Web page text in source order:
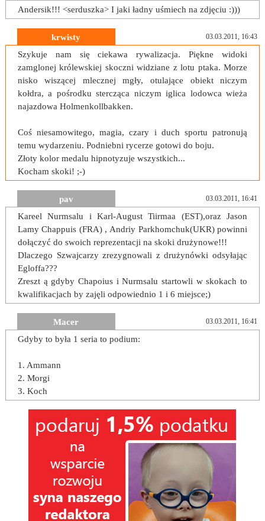
Andersik!!! <serduszka> I jaki ładny uśmiech na zdjęciu :)))
krwisty 03.03.2011, 16:43
Szykuje nam się ciekawa rywalizacja. Piękne widoki
zamglonej królewskiej skoczni widziane z lotu ptaka. Morze
nisko wiszącej mlecznej mgły, otulające obiekt niczym
kołdra, a pośrodku stercząca niczym iglica lodowca wieża
najazdowa Holmenkollbakken.
Coś niesamowitego, magia, czary i duch sportu patronują
temu wydarzeniu. Podniebni rycerze gotowi do boju.
Złoty kolor medalu hipnotyzuje wszystkich...
Kocham skoki! ;-)
pav 03.03.2011, 16:41
Kareel Nurmsalu i Karl-August Tiirmaa (EST),oraz Jason
Lamy Chappuis (FRA) , Andriy Parkhomchuk(UKR) powinni
dołączyć do swoich reprezentacji na skoki drużynowe!!!
Dlaczego Szwajcarzy zrezygnowali z drużynówki odsyłając
Egloffa???
Zreszt ą gdyby Chapoius i Nurmsalu startowli w skokach to
kwalifikacjach by zajęli odpowiednio 1 i 6 miejsce;)
Macer 03.03.2011, 16:41
Gdyby to była 1 seria to podium:
1. Ammann
2. Morgi
3. Koch